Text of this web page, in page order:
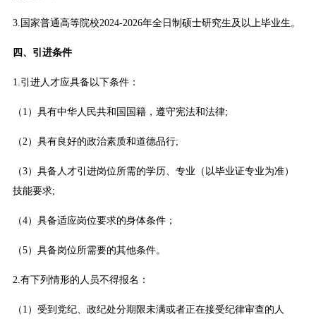
3.国家普通高等院校2024-2026年全日制硕士研究生及以上毕业生。
四、引进条件
1.引进人才应具备以下条件：
（1）具有中华人民共和国国籍，遵守宪法和法律;
（2）具有良好的政治素质和道德品行;
（3）具备人才引进岗位所需的学历、专业（以毕业证专业为准）
技能要求;
（4）具备适应岗位要求的身体条件；
（5）具备岗位所需要的其他条件。
2.有下列情形的人员不得报名：
（1）受到党纪、政纪处分期限未满或者正在接受纪律审查的人